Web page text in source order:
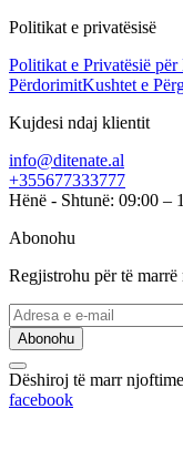
Politikat e privatësisë
Politikat e Privatësië
PërdorimitKushtet e
Kujdesi ndaj klientit
info@ditenate.al
+355677333777
Hënë - Shtunë: 09:00 –
Abonohu
Regjistrohu për të
Abonohu
Dëshiroj të marr
facebook